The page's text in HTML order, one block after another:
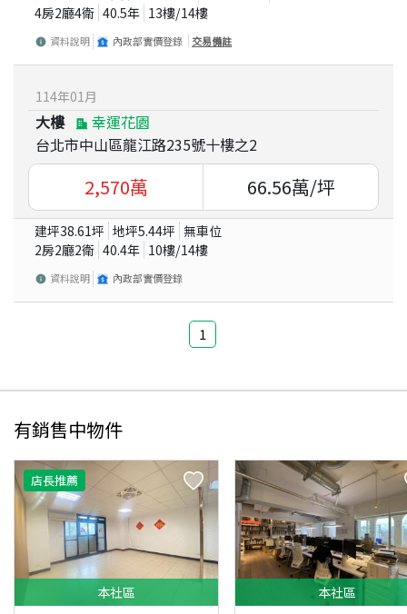
4房2廳4衛 40.5年 13樓/14樓
資料說明 內政部實價登錄 交易備註
114年01月
大樓
幸運花園
台北市中山區龍江路235號十樓之2
2,570萬 66.56萬/坪
建坪38.61坪 地坪5.44坪 無車位
2房2廳2衛 40.4年 10樓/14樓
資料說明 內政部實價登錄
1
有銷售中物件
店長推薦
本社區 本社區